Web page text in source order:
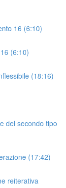
16 (6:10)
(6:10)
(18:16)
del secondo tipo
(17:42)
reiterativa